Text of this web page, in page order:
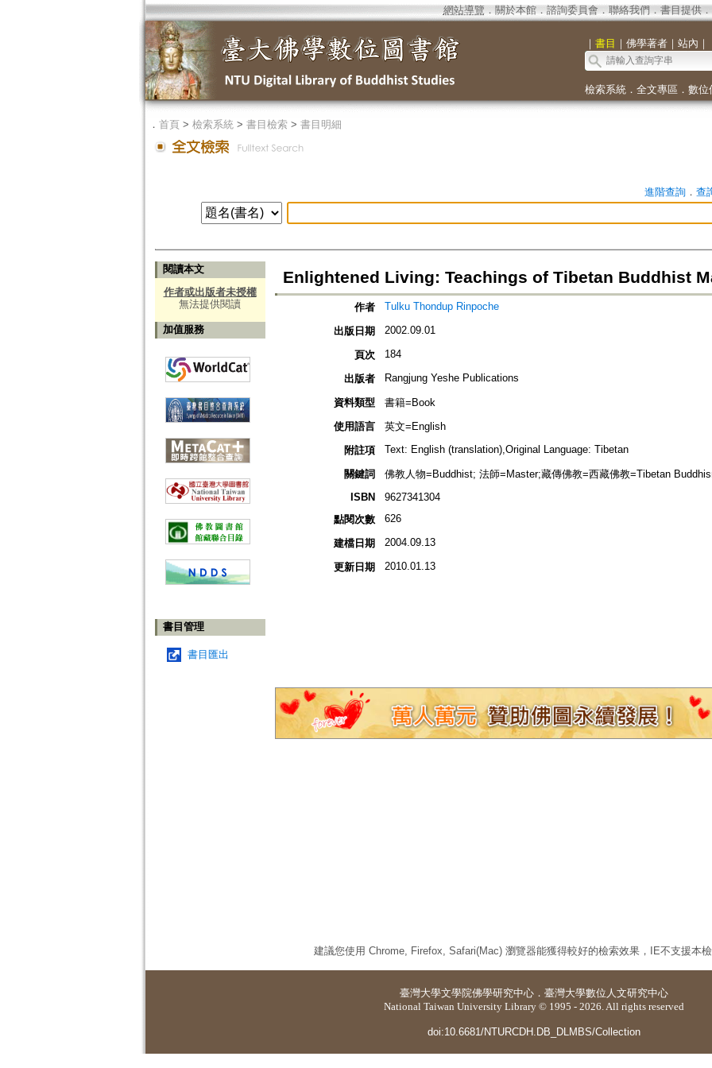
網站導覽 ． 關於本館． 諮詢委員會． 聯絡我們 ． 書目提供．
｜ 書目 ｜ 佛學著者｜ 站內 ｜
檢索系統． 全文專區 ． 數位
． 首頁> 檢索系統> 書目檢索> 書目明細
進階查詢． 查
閱讀本文
作者或出版者未授權
無法提供閱讀
加值服務
書目管理
書目匯出
Enlightened Living: Teachings of Tibetan Buddhist
作者 Tulku Thondup Rinpoche
出版日期 2002.09.01
頁次 184
出版者 Rangjung Yeshe Publications
資料類型
書籍=Book
使用語言
英文=English
附註項
Text: English (translation),Original Language: Tibetan
關鍵詞
佛教人物=Buddhist; 法師=Master;藏傳佛教=西藏佛教=Tibetan
ISBN
9627341304
點閱次數
626
建檔日期 2004.09.13
更新日期 2010.01.13
建議您使用 Chrome, Firefox, Safari(Mac) 瀏覽器能獲得較好的檢索效果，IE不支援本
臺灣大學文學院佛學研究中心 ． 臺灣大學數位人文研究中心
National Taiwan University Library © 1995 - 2026. All rights reserved
doi:10.6681/NTURCDH.DB_DLMBS/Collection